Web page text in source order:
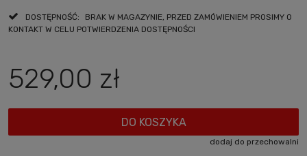
DOSTĘPNOŚĆ:
BRAK W MAGAZYNIE, PRZED ZAMÓWIENIEM PROSIMY O
KONTAKT W CELU POTWIERDZENIA DOSTĘPNOŚCI
529,00 zł
DO KOSZYKA
dodaj do przechowalni